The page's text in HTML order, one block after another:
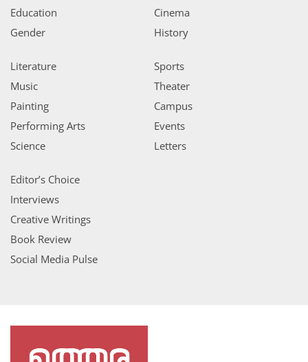
Education
Gender
Cinema
History
Literature
Music
Painting
Performing Arts
Science
Sports
Theater
Campus
Events
Letters
Editor’s Choice
Interviews
Creative Writings
Book Review
Social Media Pulse